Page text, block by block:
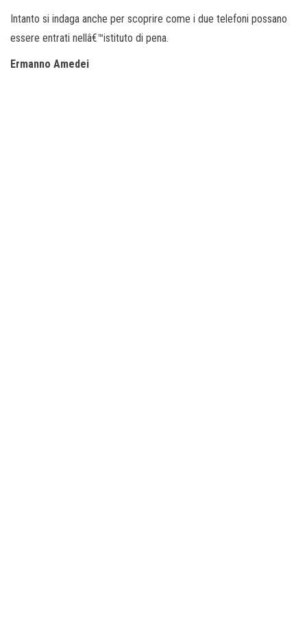
Intanto si indaga anche per scoprire come i due telefoni possano
essere entrati nellâ€™istituto di pena.
Ermanno Amedei